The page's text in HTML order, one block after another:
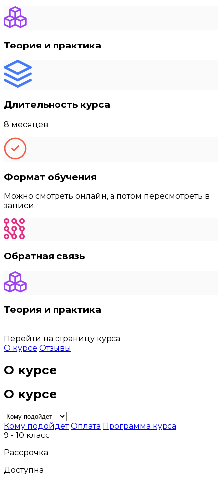
Теория и практика
Длительность курса
8 месяцев
Формат обучения
Можно смотреть онлайн, а потом пересмотреть в
записи.
Обратная связь
Теория и практика
Перейти на страницу курса
О курсе Отзывы
О курсе
О курсе
Кому подойдет Оплата Программа курса
9 - 10 класс
Рассрочка
Доступна